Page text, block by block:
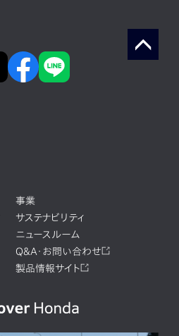
事業
サステナビリティ
ニュースルーム
Q&A・お問い合わせ
製品情報サイト